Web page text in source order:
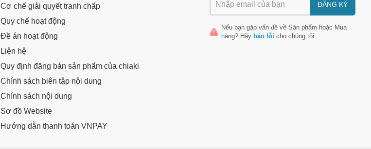
Cơ chế giải quyết tranh chấp
Quy chế hoạt động
Đề án hoạt động
Liên hệ
Quy định đăng bán sản phẩm của chiaki
Chính sách biên tập nội dung
Chính sách nội dung
Sơ đồ Website
Hướng dẫn thanh toán VNPAY
ĐĂNG KÝ
Nếu bạn gặp vấn đề về Sản phẩm hoặc Mua
hàng? Hãy báo lỗi cho chúng tôi.